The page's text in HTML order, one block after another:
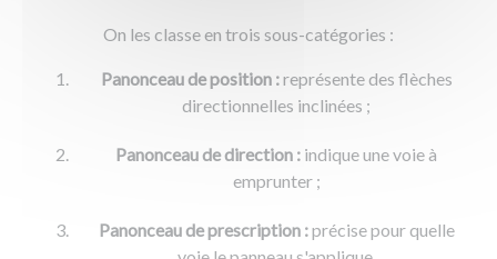
On les classe en trois sous-catégories :
Panonceau de position :représente des flèches
directionnelles inclinées ;
Panonceau de direction : indique une voie à
emprunter ;
Panonceau de prescription :précise pour quelle